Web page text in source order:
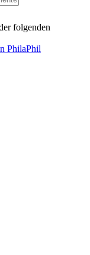
folgenden
PhilaPhil